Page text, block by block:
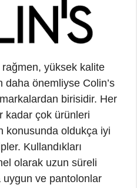
yüksek kalite
önemliyse Colin’s
birisidir. Her
kadar çok ürünleri
konusunda oldukça iyi
Kullandıkları
olarak uzun süreli
uygun ve pantolonlar